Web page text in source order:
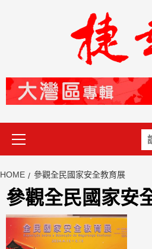
關
鍵
HOME 參觀全民國家安全教育展
參觀全民國家安